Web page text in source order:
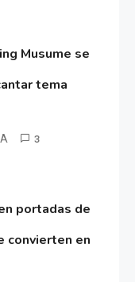
Musume se
tema
3
portadas de
convierten en